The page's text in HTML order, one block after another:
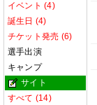
イベント (4)
誕生日 (4)
チケット発売 (6)
選手出演
キャンプ
サイト
すべて (14)